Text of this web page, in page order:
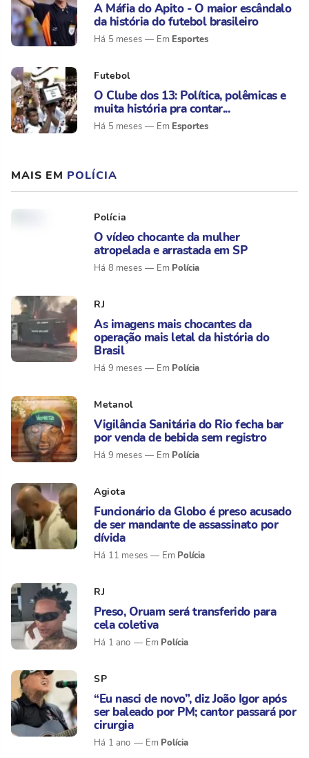
A Máfia do Apito - O maior escândalo
da história do futebol brasileiro
Há 5 meses Esportes
Futebol
O Clube dos 13: Política, polêmicas e
muita história pra contar...
Há 5 meses Esportes
MAIS EM POLÍCIA
Polícia
O vídeo chocante da mulher
atropelada e arrastada em SP
Há 8 meses Polícia
RJ
As imagens mais chocantes da
operação mais letal da história do
Brasil
Há 9 meses Polícia
Metanol
Vigilância Sanitária do Rio fecha bar
por venda de bebida sem registro
Há 9 meses Polícia
Agiota
Funcionário da Globo é preso acusado
de ser mandante de assassinato por
dívida
Há 11 meses Polícia
RJ
Preso, Oruam será transferido para
cela coletiva
Há 1 ano Polícia
SP
“Eu nasci de novo”, diz João Igor após
ser baleado por PM; cantor passará por
cirurgia
Há 1 ano Polícia